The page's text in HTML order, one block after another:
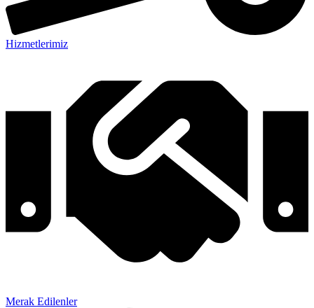
Hizmetlerimiz
Merak Edilenler